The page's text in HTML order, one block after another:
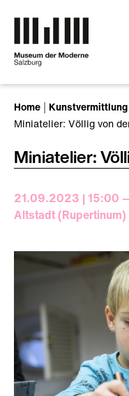
Home Kunstvermittlung
Miniatelier: Völlig von
Miniatelier:
21.09.2023 | 15:00
Altstadt (Rupertinum)